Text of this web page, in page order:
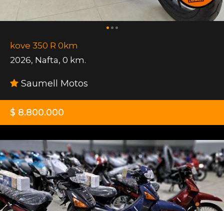
kove 350 R 0km
2026, Nafta, 0 km.
Saumell Motos
$ 8.800.000